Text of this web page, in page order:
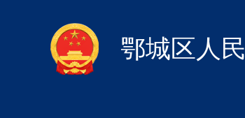
鄂城区人